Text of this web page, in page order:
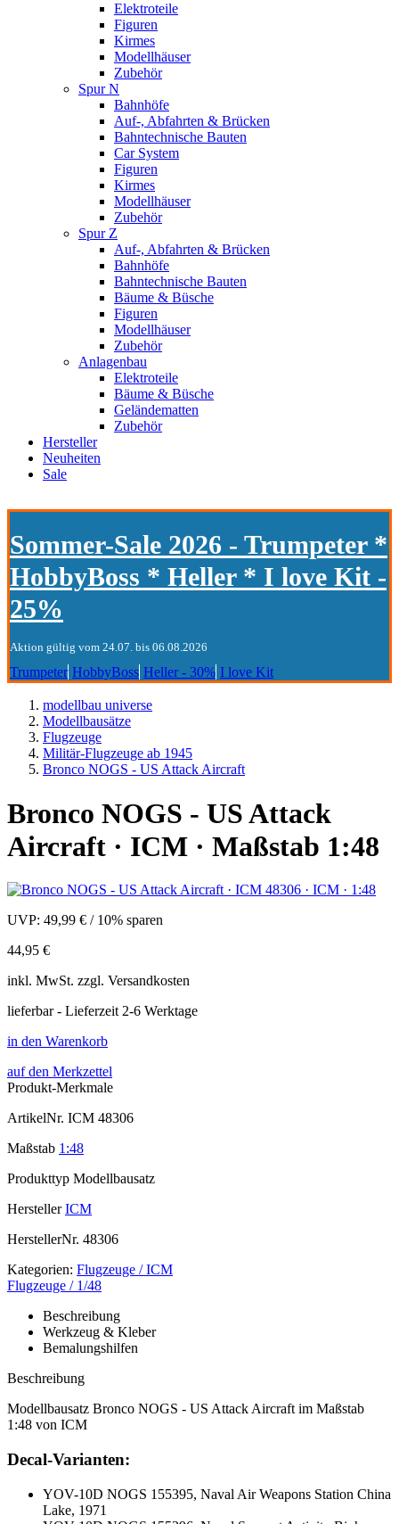
Elektroteile
Figuren
Kirmes
Modellhäuser
Zubehör
Spur N
Bahnhöfe
Auf-, Abfahrten & Brücken
Bahntechnische Bauten
Car System
Figuren
Kirmes
Modellhäuser
Zubehör
Spur Z
Auf-, Abfahrten & Brücken
Bahnhöfe
Bahntechnische Bauten
Bäume & Büsche
Figuren
Modellhäuser
Zubehör
Anlagenbau
Elektroteile
Bäume & Büsche
Geländematten
Zubehör
Hersteller
Neuheiten
Sale
Sommer-Sale 2026 - Trumpeter *
HobbyBoss * Heller * I love Kit -
25%
Aktion gültig vom 24.07. bis 06.08.2026
Trumpeter HobbyBoss Heller - 30% I love Kit
modellbau universe
Modellbausätze
Flugzeuge
Militär-Flugzeuge ab 1945
Bronco NOGS - US Attack Aircraft
Bronco NOGS - US Attack
Aircraft · ICM · Maßstab 1:48
UVP: 49,99 € / 10% sparen
44,95 €
inkl. MwSt. zzgl. Versandkosten
lieferbar - Lieferzeit 2-6 Werktage
in den Warenkorb
auf den Merkzettel
Produkt-Merkmale
ArtikelNr. ICM 48306
Maßstab 1:48
Produkttyp Modellbausatz
Hersteller ICM
HerstellerNr. 48306
Kategorien: Flugzeuge / ICM
Flugzeuge / 1/48
Beschreibung
Werkzeug & Kleber
Bemalungshilfen
Beschreibung
Modellbausatz Bronco NOGS - US Attack Aircraft im Maßstab
1:48 von ICM
Decal-Varianten:
YOV-10D NOGS 155395, Naval Air Weapons Station China
Lake, 1971